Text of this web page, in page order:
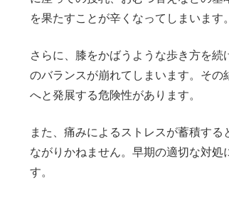
を果たすことが辛くなってしまいます。
さらに、膝をかばうような歩き方を
のバランスが崩れてしまいます。そ
へと発展する危険性があります。
また、痛みによるストレスが蓄積す
ながりかねません。早期の適切な対
す。